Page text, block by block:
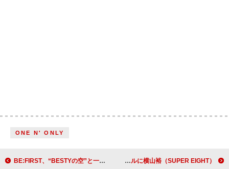
ONE N' ONLY
BE:FIRST、“BESTYの空”と一緒に「空」歌唱 渋谷すばる、新曲「Su」のゲストボーカルに横山裕（SUPER EIGHT）